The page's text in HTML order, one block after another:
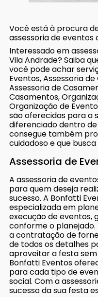
Você está à procura
assessoria de
Interessado em
Vila Andrade? Saiba
você pode achar
Eventos, Assessoria
Assessoria de
Casamentos,
Organização de
são oferecidas para a
diferenciado dentro
consegue também
cuidadoso e que
Assessoria de
A assessoria de
para quem deseja
sucesso. A Bonfatti
especializada em
execução de eventos,
conforme o
a contratação de
de todos os detalhes
aproveitar a festa
Bonfatti Eventos
para cada tipo de
social. Com a
sucesso da sua festa